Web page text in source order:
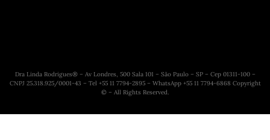
Dra Linda Rodrigues® – Av Londres, 500 Sala 101 – São Paulo – SP – Cep 01311-100 –
CNPJ 25.318.925/0001-43 – Tel +55 11 7794-2895 – WhatsApp +55 11 7794-6868 Copyright
© – All Rights Reserved.